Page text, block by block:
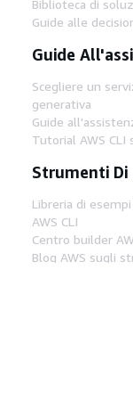
Biblioteca di
Guide alle
Guide
Scegliere un
generativa
Guide
Tutorial AWS CLI
Strumenti Di
Libreria di esempi
AWS CLI
Centro builder
Blog AWS sugli